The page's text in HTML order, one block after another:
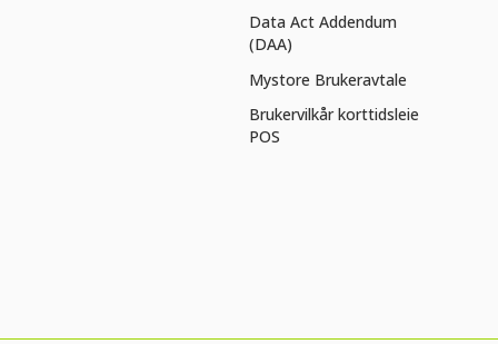
Data Act Addendum
(DAA)
Mystore Brukeravtale
Brukervilkår korttidsleie
POS